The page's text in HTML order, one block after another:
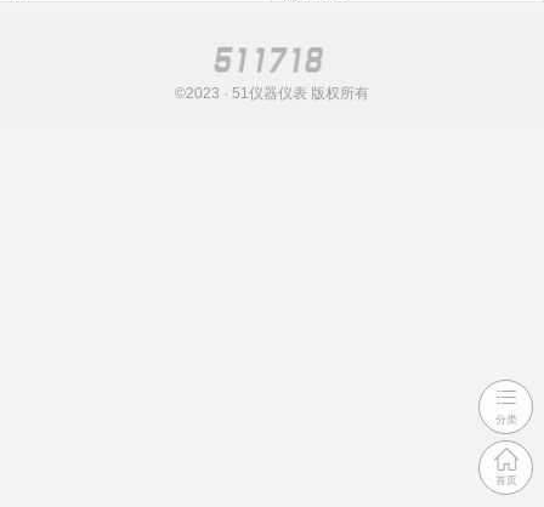
©2023 · 51仪器仪表 版权所有
分类
首页